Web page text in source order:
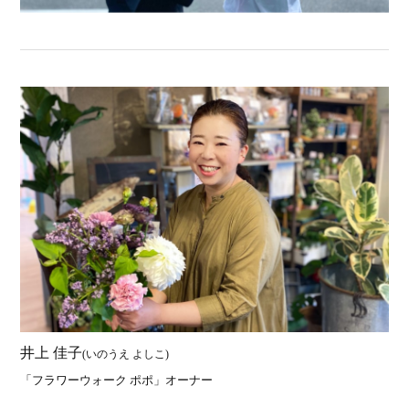
井上 佳子(いのうえ よしこ)
「フラワーウォーク ポポ」オーナー